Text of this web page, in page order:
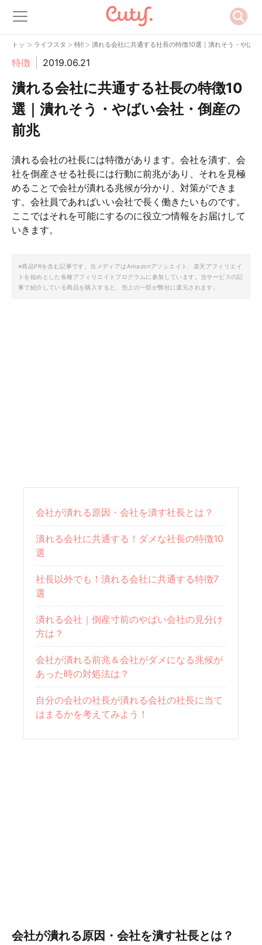
トップ
> ライフスタイル
> 特徴> 潰れる会社に共通する社長の特徴10選｜潰れそう・やば
特徴 2019.06.21
潰れる会社に共通する社長の特徴10
選｜潰れそう・やばい会社・倒産の
前兆
潰れる会社の社長には特徴があります。会社を潰す、会
社を倒産させる社長には行動に前兆があり、それを見極
めることで会社が潰れる兆候が分かり、対策ができま
す。会社員であればいい会社で長く働きたいものです。
ここではそれを可能にするのに役立つ情報をお届けして
いきます。
※商品PRを含む記事です。当メディアはAmazonアソシエイト、楽天アフィリエイ
トを始めとした各種アフィリエイトプログラムに参加しています。当サービスの記
事で紹介している商品を購入すると、売上の一部が弊社に還元されます。
会社が潰れる原因・会社を潰す社長とは？
潰れる会社に共通する！ダメな社長の特徴10
選
社長以外でも！潰れる会社に共通する特徴7
選
潰れる会社｜倒産寸前のやばい会社の見分け
方は？
会社が潰れる前兆＆会社がダメになる兆候が
あった時の対処法は？
自分の会社の社長が潰れる会社の社長に当て
はまるかを考えてみよう！
会社が潰れる原因・会社を潰す社長とは？